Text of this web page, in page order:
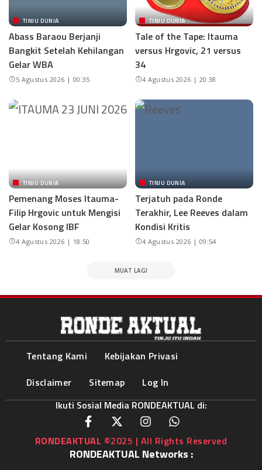
TINJU DUNIA
Abass Baraou Berjanji
Bangkit Setelah Kehilangan
Gelar WBA
5 Agustus 2026 | 00:35
TINJU DUNIA
Tale of the Tape: Itauma
versus Hrgovic, 21 versus
34
4 Agustus 2026 | 20:38
TINJU DUNIA
Pemenang Moses Itauma-
Filip Hrgovic untuk Mengisi
Gelar Kosong IBF
4 Agustus 2026 | 18:50
TINJU DUNIA
Terjatuh pada Ronde
Terakhir, Lee Reeves dalam
Kondisi Kritis
4 Agustus 2026 | 09:54
MUAT LAGI
Tentang Kami
Kebijakan Privasi
Disclaimer
Sitemap
Log In
Ikuti Sosial Media RONDEAKTUAL di:
RONDEAKTUAL ©2025 | All Rights Reserved
RONDEAKTUAL Networks :